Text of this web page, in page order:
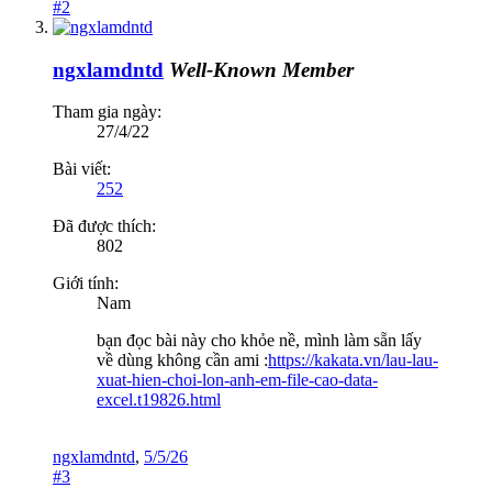
#2
ngxlamdntd Well-Known Member
Tham gia ngày:
27/4/22
Bài viết:
252
Đã được thích:
802
Giới tính:
Nam
bạn đọc bài này cho khỏe nề, mình làm sẵn lấy
về dùng không cần ami :https://kakata.vn/lau-lau-
xuat-hien-choi-lon-anh-em-file-cao-data-
excel.t19826.html
ngxlamdntd, 5/5/26
#3